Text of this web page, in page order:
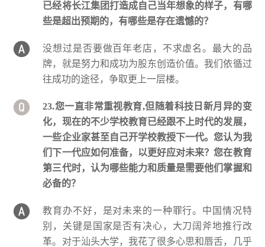
已经将长江集团打造成自己当年想象的样子，有哪
些是超出预期的，有哪些是存在遗憾的？
没想过是否要做百年老店，不求虚名。最大的品
牌，就是努力和成功为股东创造价值。我们依循过
往成功的途径，争取更上一层楼。
23.您一直非常重视教育,但随着科技日新月异的变
化，现在的不少学校教育已经跟不上时代的发展，
一些企业家甚至自己开学校教授下一代。您认为我
们下一代应如何准备，以更好应对未来？您在教育
第三代时，认为哪些能力和质量是需要他们掌握和
必备的？
教育办不好，是对未来的一种罪行。中国情况特
别，关键是国家是否有决心，大刀阔斧地推行改
革。对于汕头大学，我花了很多心思和唇舌，几乎